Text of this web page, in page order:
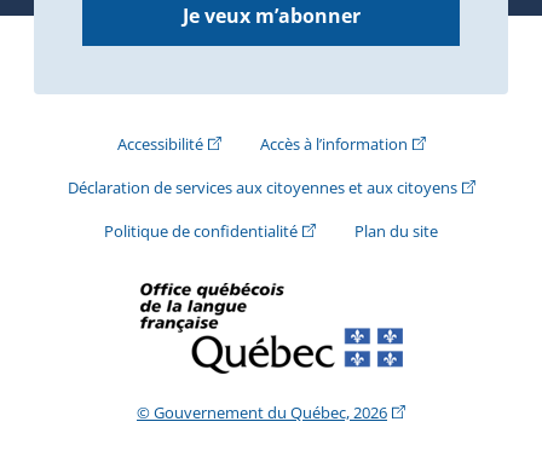
Je veux m’abonner
Accessibilité(Cet hyperlien externe s'ouvrira dans une
Accès à l’information(Cet hyperlien
Déclaration de services aux citoyennes et aux citoyens(Cet
Politique de confidentialité(Cet hyperlien externe s'ouvrira
Plan du site
© Gouvernement du Québec, 2026(Cet hyperlien